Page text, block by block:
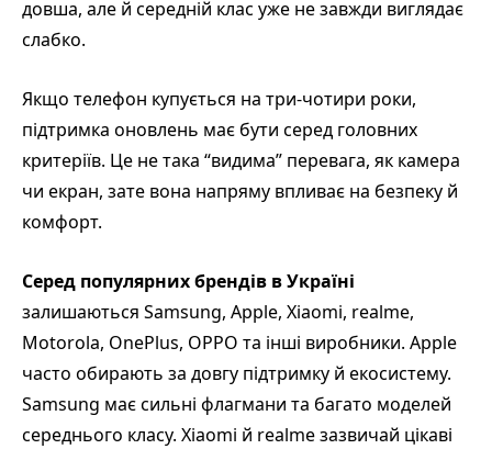
довша, але й середній клас уже не завжди виглядає
слабко.
Якщо телефон купується на три-чотири роки,
підтримка оновлень має бути серед головних
критеріїв. Це не така “видима” перевага, як камера
чи екран, зате вона напряму впливає на безпеку й
комфорт.
Серед популярних брендів в Україні
залишаються Samsung, Apple, Xiaomi, realme,
Motorola, OnePlus, OPPO та інші виробники. Apple
часто обирають за довгу підтримку й екосистему.
Samsung має сильні флагмани та багато моделей
середнього класу. Xiaomi й realme зазвичай цікаві